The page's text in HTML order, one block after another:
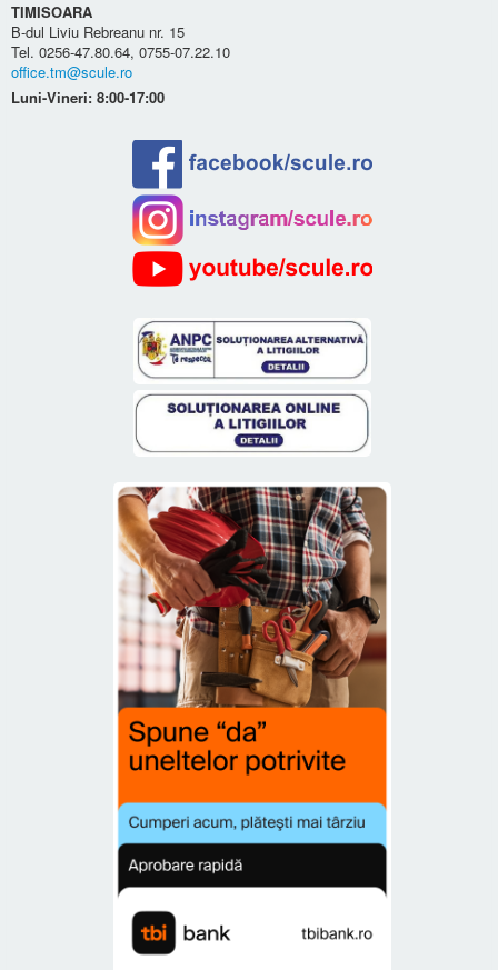
TIMISOARA
B-dul Liviu Rebreanu nr. 15
Tel. 0256-47.80.64, 0755-07.22.10
office.tm@scule.ro
Luni-Vineri: 8:00-17:00